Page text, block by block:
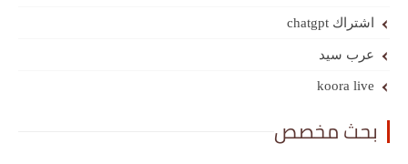
اشتراك chatgpt
عرب سيد
koora live
بحث مخصص